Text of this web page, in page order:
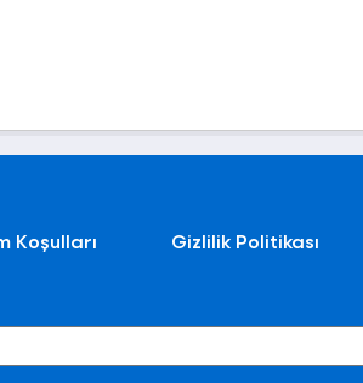
Koşulları Gizlilik Politikası